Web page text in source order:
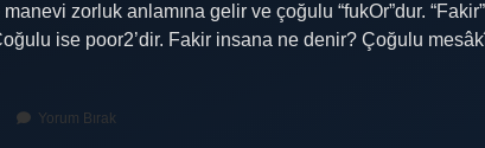
zorluk anlamına gelir ve çoğulu “fukOr”dur.
ise poor2’dir. Fakir insana ne denir? Çoğulu
Yorum Bırak